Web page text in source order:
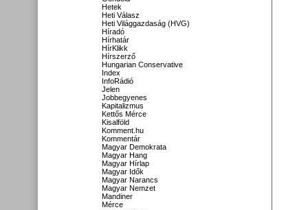
Hetek
Heti Válasz
Heti Világgazdaság (HVG)
Híradó
Hírhatár
HírKlikk
Hírszerző
Hungarian Conservative
Index
InfoRádió
Jelen
Jobbegyenes
Kapitalizmus
Kettős Mérce
Kisalföld
Komment.hu
Kommentár
Magyar Demokrata
Magyar Hang
Magyar Hírlap
Magyar Idők
Magyar Narancs
Magyar Nemzet
Mandiner
Mérce